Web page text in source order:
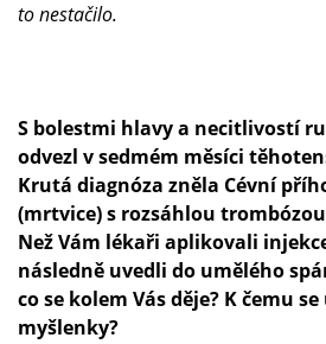
to nestačilo.
S bolestmi hlavy a necitlivostí
odvezl v sedmém měsíci
Krutá diagnóza zněla Cévní
(mrtvice) s rozsáhlou
Než Vám lékaři aplikovali
následně uvedli do umělého
co se kolem Vás děje? K čemu
myšlenky?